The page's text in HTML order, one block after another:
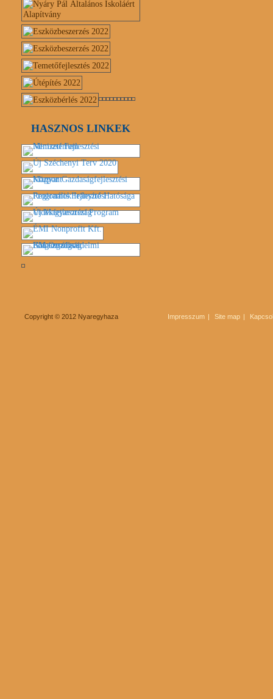
HASZNOS LINKEK
Copyright © 2012 Nyaregyhaza Impresszum Site map